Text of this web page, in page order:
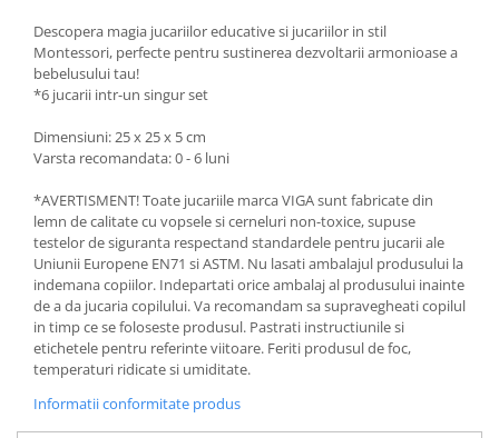
Descopera magia jucariilor educative si jucariilor in stil
Montessori, perfecte pentru sustinerea dezvoltarii armonioase a
bebelusului tau!
*6 jucarii intr-un singur set
Dimensiuni: 25 x 25 x 5 cm
Varsta recomandata: 0 - 6 luni
*AVERTISMENT! Toate jucariile marca VIGA sunt fabricate din
lemn de calitate cu vopsele si cerneluri non-toxice, supuse
testelor de siguranta respectand standardele pentru jucarii ale
Uniunii Europene EN71 si ASTM. Nu lasati ambalajul produsului la
indemana copiilor. Indepartati orice ambalaj al produsului inainte
de a da jucaria copilului. Va recomandam sa supravegheati copilul
in timp ce se foloseste produsul. Pastrati instructiunile si
etichetele pentru referinte viitoare. Feriti produsul de foc,
temperaturi ridicate si umiditate.
Informatii conformitate produs